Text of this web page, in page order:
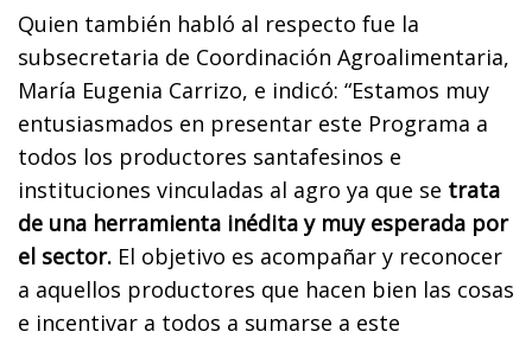
Quien también habló al respecto fue la
subsecretaria de Coordinación Agroalimentaria,
María Eugenia Carrizo, e indicó: “Estamos muy
entusiasmados en presentar este Programa a
todos los productores santafesinos e
instituciones vinculadas al agro ya que se trata
de una herramienta inédita y muy esperada por
el sector. El objetivo es acompañar y reconocer
a aquellos productores que hacen bien las cosas
e incentivar a todos a sumarse a este